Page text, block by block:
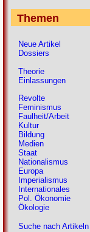
Themen
Neue Artikel
Dossiers
Theorie
Einlassungen
Revolte
Feminismus
Faulheit/Arbeit
Kultur
Bildung
Medien
Staat
Nationalismus
Europa
Imperialismus
Internationales
Pol. Ökonomie
Ökologie
Suche nach Artikeln